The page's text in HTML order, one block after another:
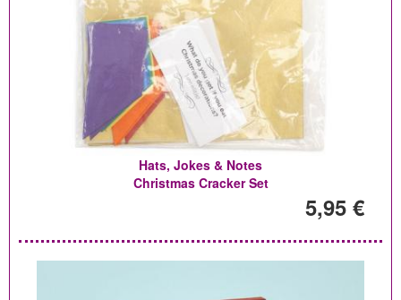
Hats, Jokes & Notes
Christmas Cracker Set
5,95 €